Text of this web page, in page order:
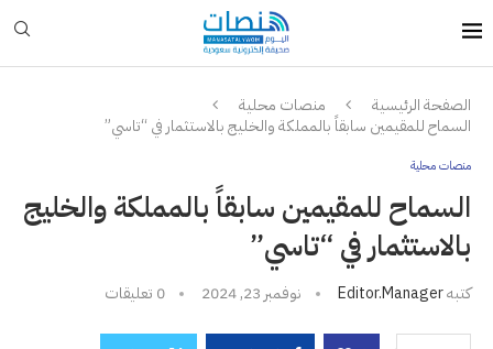
الصفحة الرئيسية
منصات محلية
السماح للمقيمين سابقاً بالمملكة والخليج بالاستثمار في “تاسي”
منصات محلية
السماح للمقيمين سابقاً بالمملكة والخليج
بالاستثمار في “تاسي”
كتبهEditor.manager نوفمبر 23, 2024 0 تعليقات